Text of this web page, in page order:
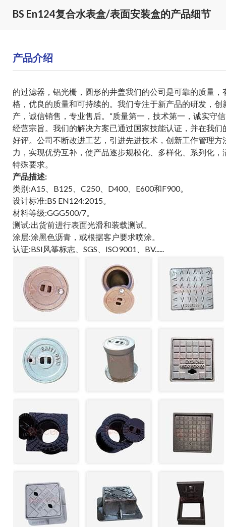
BS En124复合水表盒/表面安装盒的产品细节
产品介绍
的过滤器 ， 铝光栅 ， 圆形的井盖我们的公司是可靠的质量，
格，优良的质量和可持续的。我们专注于新产品的研发，创
产，诚信销售，专业售后。“质量第一，技术第一，诚实守
经营宗旨。我们的解决方案已通过国家技能认证，并在我们
好评。公司不断改进工艺，引进先进技术，创新工作管理方
力，实现优势互补，使产品逐步规模化、多样化、系列化，
特殊要求。
产品描述:
类别:A15、B125、C250、D400、E600和F900。
设计标准:BS EN124:2015。
材料等级:GGG500/7。
测试:出货前进行表面光滑和装载测试。
涂层:涂黑色沥青，或根据客户要求喷涂。
认证:BSI风筝标志、SGS、ISO9001、BV......